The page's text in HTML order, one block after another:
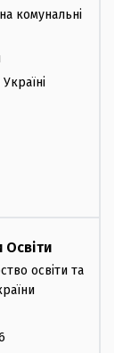
комунальні
Освіти
освіти та